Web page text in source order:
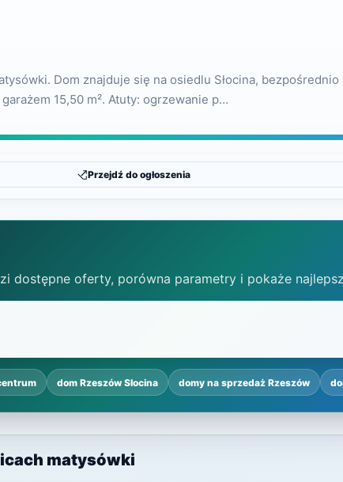
Dom znajduje się na osiedlu Słocina,
15,50 m². Atuty: ogrzewanie p…
Przejdź do ogłoszenia
dostępne oferty, porówna parametry i pokaże
dom Rzeszów Słocina domy na sprzedaż Rzeszów
matysówki